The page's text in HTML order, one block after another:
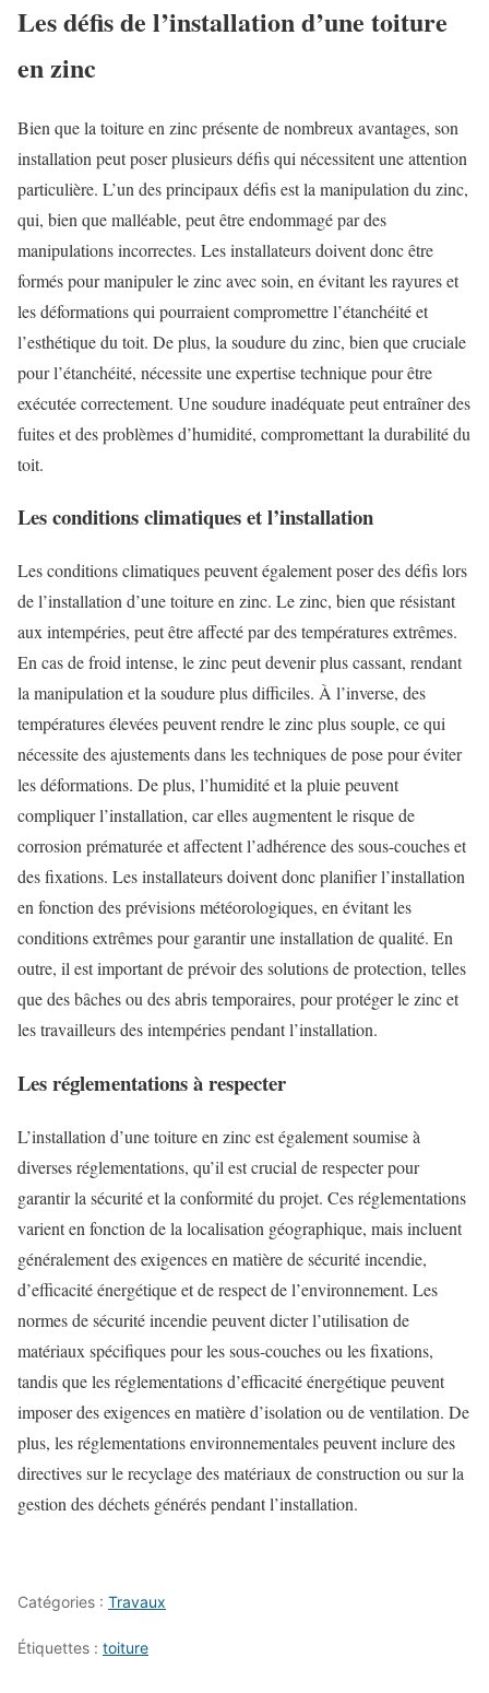
Les défis de l’installation d’une toiture
en zinc
Bien que la toiture en zinc présente de nombreux avantages, son
installation peut poser plusieurs défis qui nécessitent une attention
particulière. L’un des principaux défis est la manipulation du zinc,
qui, bien que malléable, peut être endommagé par des
manipulations incorrectes. Les installateurs doivent donc être
formés pour manipuler le zinc avec soin, en évitant les rayures et
les déformations qui pourraient compromettre l’étanchéité et
l’esthétique du toit. De plus, la soudure du zinc, bien que cruciale
pour l’étanchéité, nécessite une expertise technique pour être
exécutée correctement. Une soudure inadéquate peut entraîner des
fuites et des problèmes d’humidité, compromettant la durabilité du
toit.
Les conditions climatiques et l’installation
Les conditions climatiques peuvent également poser des défis lors
de l’installation d’une toiture en zinc. Le zinc, bien que résistant
aux intempéries, peut être affecté par des températures extrêmes.
En cas de froid intense, le zinc peut devenir plus cassant, rendant
la manipulation et la soudure plus difficiles. À l’inverse, des
températures élevées peuvent rendre le zinc plus souple, ce qui
nécessite des ajustements dans les techniques de pose pour éviter
les déformations. De plus, l’humidité et la pluie peuvent
compliquer l’installation, car elles augmentent le risque de
corrosion prématurée et affectent l’adhérence des sous-couches et
des fixations. Les installateurs doivent donc planifier l’installation
en fonction des prévisions météorologiques, en évitant les
conditions extrêmes pour garantir une installation de qualité. En
outre, il est important de prévoir des solutions de protection, telles
que des bâches ou des abris temporaires, pour protéger le zinc et
les travailleurs des intempéries pendant l’installation.
Les réglementations à respecter
L’installation d’une toiture en zinc est également soumise à
diverses réglementations, qu’il est crucial de respecter pour
garantir la sécurité et la conformité du projet. Ces réglementations
varient en fonction de la localisation géographique, mais incluent
généralement des exigences en matière de sécurité incendie,
d’efficacité énergétique et de respect de l’environnement. Les
normes de sécurité incendie peuvent dicter l’utilisation de
matériaux spécifiques pour les sous-couches ou les fixations,
tandis que les réglementations d’efficacité énergétique peuvent
imposer des exigences en matière d’isolation ou de ventilation. De
plus, les réglementations environnementales peuvent inclure des
directives sur le recyclage des matériaux de construction ou sur la
gestion des déchets générés pendant l’installation.
Catégories : Travaux
Étiquettes : toiture